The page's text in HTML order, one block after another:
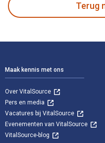
Terug
Maak kennis met ons
Over VitalSource
Pers en media
Vacatures bij VitalSource
Evenementen van VitalSource
VitalSource-blog